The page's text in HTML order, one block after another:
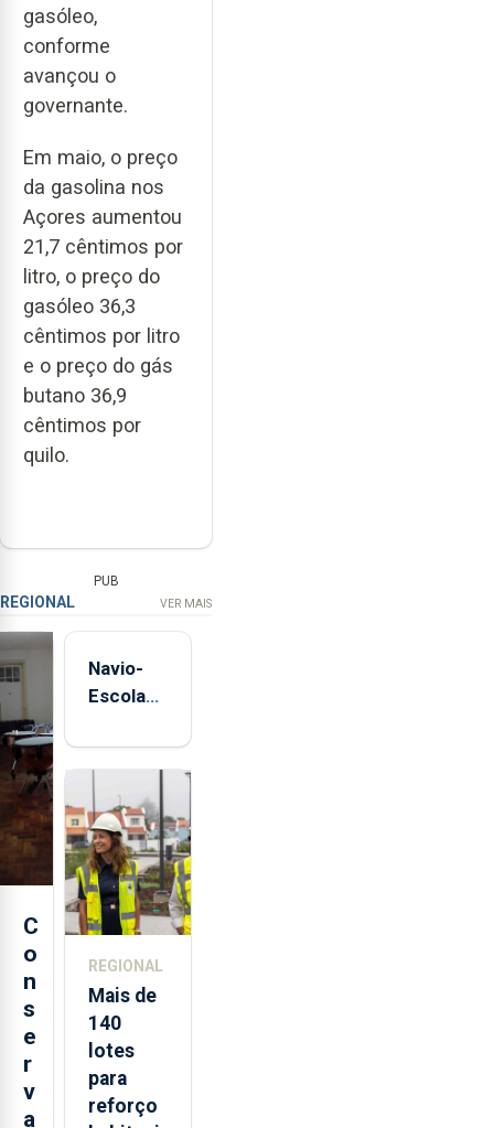
gasóleo,
conforme
avançou o
governante.
Em maio, o preço
da gasolina nos
Açores aumentou
21,7 cêntimos por
litro, o preço do
gasóleo 36,3
cêntimos por litro
e o preço do gás
butano 36,9
cêntimos por
quilo.
PUB
REGIONAL VER MAIS
C
o
n
s
e
r
v
a
Navio-
Escola
está de
aos
Açores
REGIONAL
Mais de
140
lotes
para
reforço